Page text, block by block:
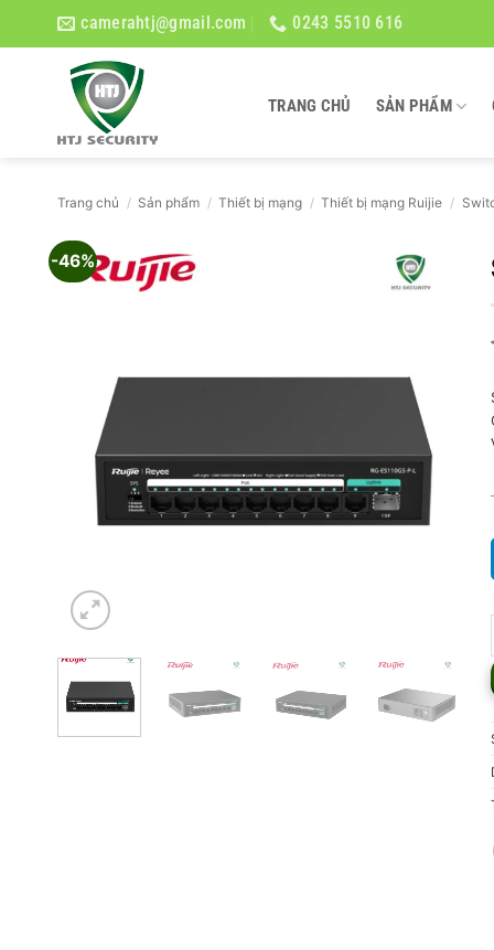
camerahtj@gmail.com 0243 5510 616
TRANG CHỦ SẢN PHẨM
Trang chủ / Sản phẩm / Thiết bị mạng / Thiết bị mạng Ruijie /
-46%